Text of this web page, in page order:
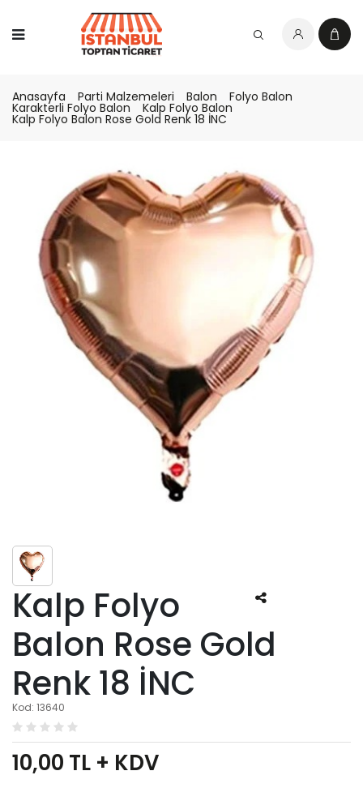
Anasayfa Parti Malzemeleri Balon Folyo Balon
Karakterli Folyo Balon Kalp Folyo Balon
Kalp Folyo Balon Rose Gold Renk 18 İNC
Kalp Folyo
Balon Rose Gold
Renk 18 İNC
Kod: 13640
10,00 TL + KDV